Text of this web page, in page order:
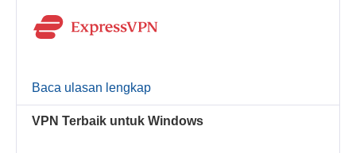
Baca ulasan lengkap
VPN Terbaik untuk Windows